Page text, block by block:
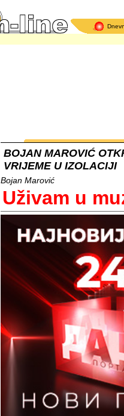
BOJAN MAROVIĆ
VRIJEME U IZOLACIJI
Bojan Marović
Uživam u